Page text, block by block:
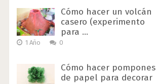
Cómo hacer un volcán
casero (experimento
para …
1 Año 0
Cómo hacer pompones
de papel para decorar